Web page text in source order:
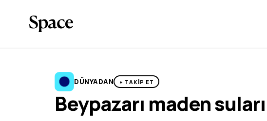
DÜNYADAN + TAKİP ET
Beypazarı maden